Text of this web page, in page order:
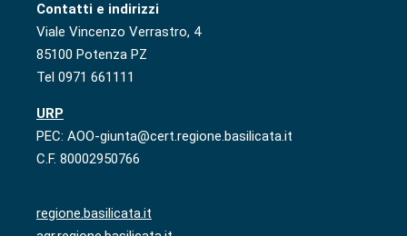
Contatti e indirizzi
Viale Vincenzo Verrastro, 4
85100 Potenza PZ
Tel 0971 661111
URP
PEC: AOO-giunta@cert.regione.basilicata.it
C.F. 80002950766
regione.basilicata.it